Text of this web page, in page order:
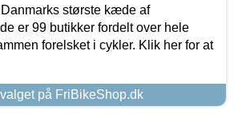
største kæde af
er 99 butikker fordelt over hele
forelsket i cykler. Klik her for at
på FriBikeShop.dk